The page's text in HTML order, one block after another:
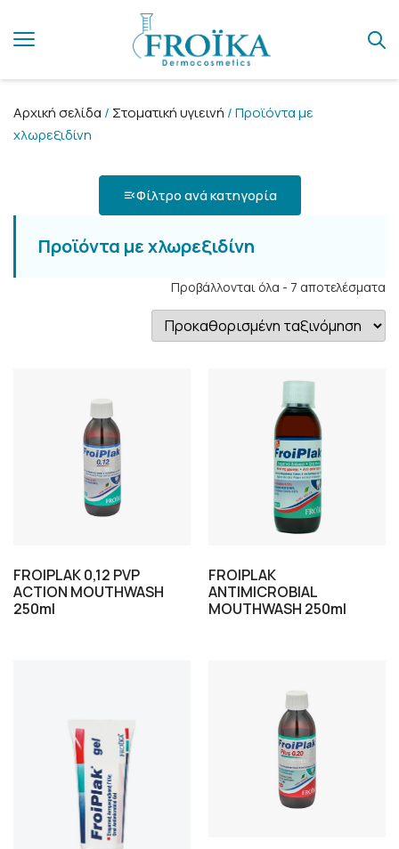
Αρχική σελίδα / Στοματική υγιεινή / Προϊόντα με
χλωρεξιδίνη
Φίλτρο ανά κατηγορία
Προϊόντα με χλωρεξιδίνη
Προβάλλονται όλα - 7 αποτελέσματα
FROIPLAK 0,12 PVP
ΑCTION MOUTHWASH
250ml
FROIPLAK
ANTIMICROBIAL
MOUTHWASH 250ml